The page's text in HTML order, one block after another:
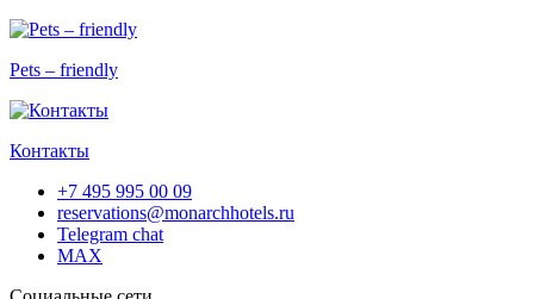
Pets – friendly
Контакты
+7 495 995 00 09
reservations@monarchhotels.ru
Telegram chat
MAX